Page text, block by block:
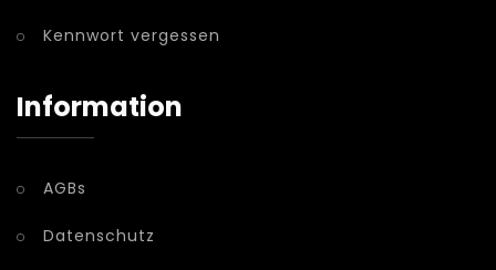
Kennwort vergessen
Information
AGBs
Datenschutz